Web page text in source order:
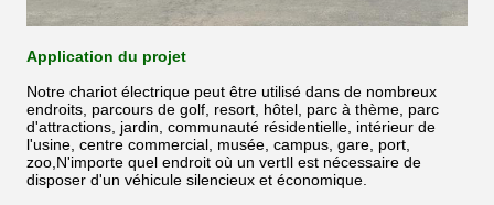
Application du projet
Notre chariot électrique peut être utilisé dans de nombreux
endroits, parcours de golf, resort, hôtel, parc à thème, parc
d'attractions, jardin, communauté résidentielle, intérieur de
l'usine, centre commercial, musée, campus, gare, port,
zoo,N'importe quel endroit où un vertIl est nécessaire de
disposer d'un véhicule silencieux et économique.